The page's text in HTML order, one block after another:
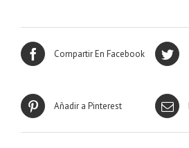
Compartir En Facebook
Añadir a Pinterest